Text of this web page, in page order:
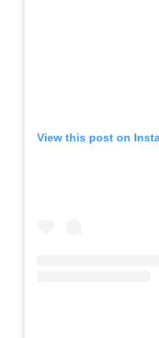
View this post on